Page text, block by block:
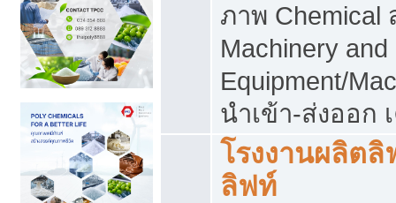
ภาพ Chemical
Machinery
Equipment/
นำเข้า-ส่งออก
โรงงานผลิต
ลิฟท์